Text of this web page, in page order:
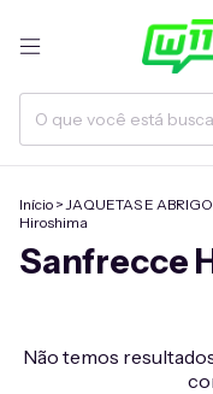
Início > JAQUETAS E
Hiroshima
Sanfrecce
Não temos